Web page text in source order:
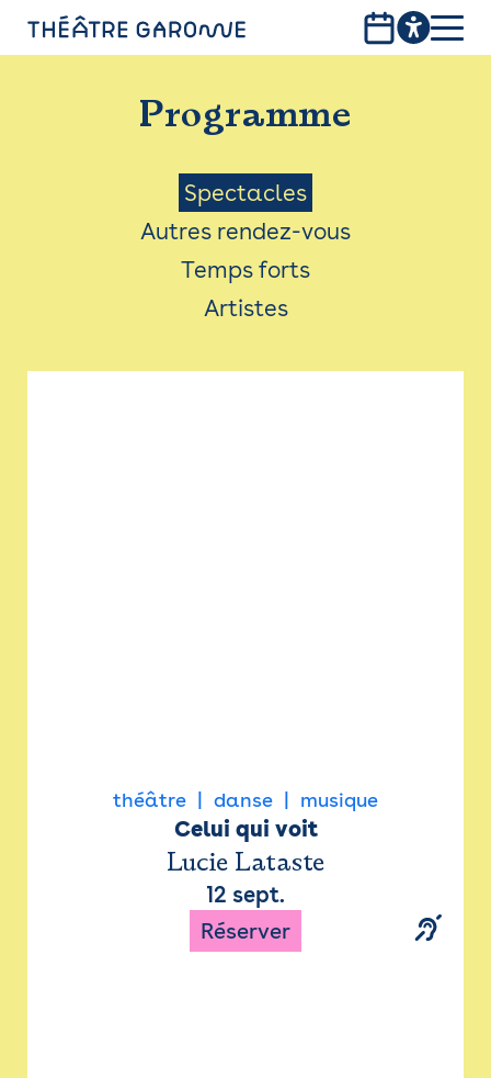
PROGRAMME
INFOS PRATIQUES
AVEC LES PUBLICS
ACCESSIBILITÉ
LES PRODUCTIONS
Programme
Menu
Saison
Spectacles
Autres rendez-vous
Temps forts
Artistes
théâtre danse musique
Celui qui voit
Lucie Lataste
12 sept.
Réserver